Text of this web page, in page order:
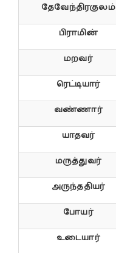
தேவேந்திரகுலம்
பிராமின்
மறவர்
ரெட்டியார்
வண்ணார்
யாதவர்
மருத்துவர்
அருந்ததியர்
போயர்
உடையார்